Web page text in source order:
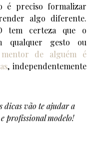
é preciso formalizar
algo diferente.
tem certeza que o
qualquer gesto ou
de alguém é
, independentemente
dicas vão te ajudar a
profissional modelo!